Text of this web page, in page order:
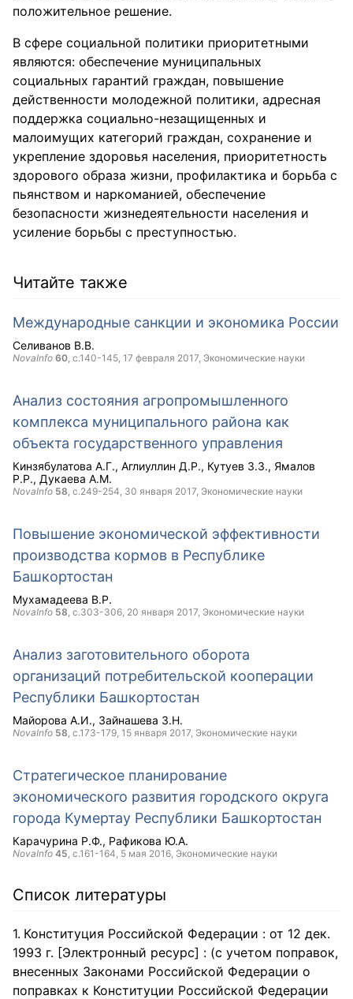
положительное решение.
В сфере социальной политики приоритетными
являются: обеспечение муниципальных
социальных гарантий граждан, повышение
действенности молодежной политики, адресная
поддержка социально-незащищенных и
малоимущих категорий граждан, сохранение и
укрепление здоровья населения, приоритетность
здорового образа жизни, профилактика и борьба с
пьянством и наркоманией, обеспечение
безопасности жизнедеятельности населения и
усиление борьбы с преступностью.
Читайте также
Международные санкции и экономика России
Селиванов В.В.
NovaInfo 60, с.140-145, 17 февраля 2017, Экономические науки
Анализ состояния агропромышленного
комплекса муниципального района как
объекта государственного управления
Кинзябулатова А.Г. Аглиуллин Д.Р. Кутуев З.З. Ямалов
Р.Р. Дукаева А.М.
NovaInfo 58, с.249-254, 30 января 2017, Экономические науки
Повышение экономической эффективности
производства кормов в Республике
Башкортостан
Мухамадеева В.Р.
NovaInfo 58, с.303-306, 20 января 2017, Экономические науки
Анализ заготовительного оборота
организаций потребительской кооперации
Республики Башкортостан
Майорова А.И. Зайнашева З.Н.
NovaInfo 58, с.173-179, 15 января 2017, Экономические науки
Стратегическое планирование
экономического развития городского округа
города Кумертау Республики Башкортостан
Карачурина Р.Ф. Рафикова Ю.А.
NovaInfo 45, с.161-164, 5 мая 2016, Экономические науки
Список литературы
Конституция Российской Федерации : от 12 дек.
1993 г. [Электронный ресурс] : (с учетом поправок,
внесенных Законами Российской Федерации о
поправках к Конституции Российской Федерации